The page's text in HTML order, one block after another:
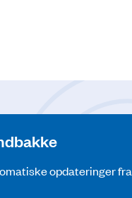
opdateringer fra